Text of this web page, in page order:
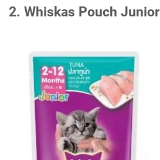
2. Whiskas Pouch Junior